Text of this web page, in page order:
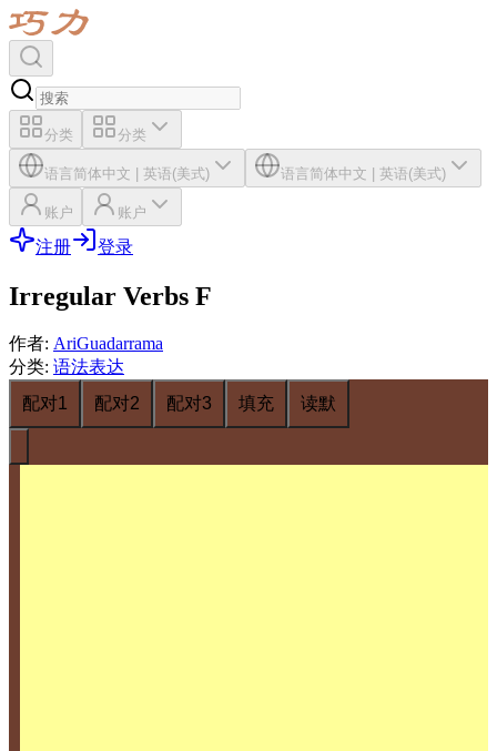
分类 分类
语言简体中文 | 英语(美式) 语言简体中文 | 英语(美式)
账户 账户
注册 登录
Irregular Verbs F
作者: AriGuadarrama
分类: 语法表达
配对1
配对2 配对3 填充 读默